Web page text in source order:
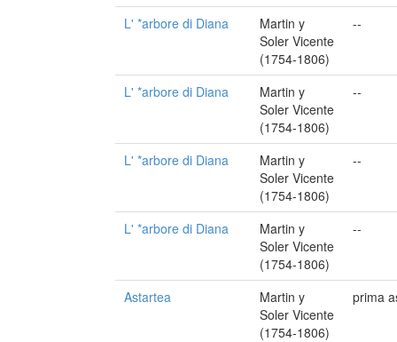
L' *arbore di Diana
Martin y
Soler Vicente
(1754-1806)
--
L' *arbore di Diana
Martin y
Soler Vicente
(1754-1806)
--
L' *arbore di Diana
Martin y
Soler Vicente
(1754-1806)
--
L' *arbore di Diana
Martin y
Soler Vicente
(1754-1806)
--
Astartea
Martin y
Soler Vicente
(1754-1806)
prima